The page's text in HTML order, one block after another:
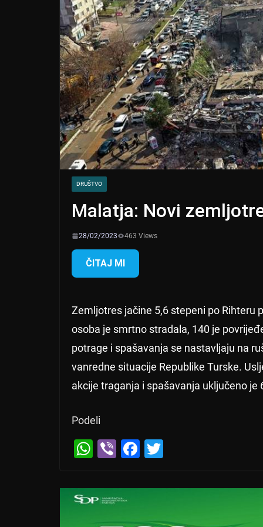
DRUŠTVO
Malatja: Novi
28/02/2023 463 Views
ČITAJ MI
Zemljotres jačine 5,6 stepeni po Rihteru
osoba je smrtno stradala, 140 je
potrage i spašavanja se nastavljaju na
vanredne situacije Republike Turske.
akcije traganja i spašavanja uključeno je
Podeli
W
at
s
Vi
er
F
c
tt